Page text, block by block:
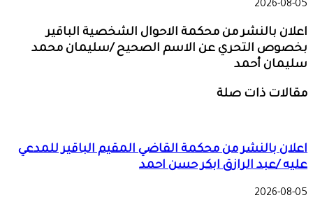
2026-08-05
اعلان بالنشر من محكمة الاحوال الشخصية الباقير
بخصوص التحري عن الاسم الصحيح /سليمان محمد
سليمان أحمد
مقالات ذات صلة
اعلان بالنشر من محكمة القاضي المقيم الباقير للمدعي
عليه /عبد الرازق ابكر حسن احمد
2026-08-05